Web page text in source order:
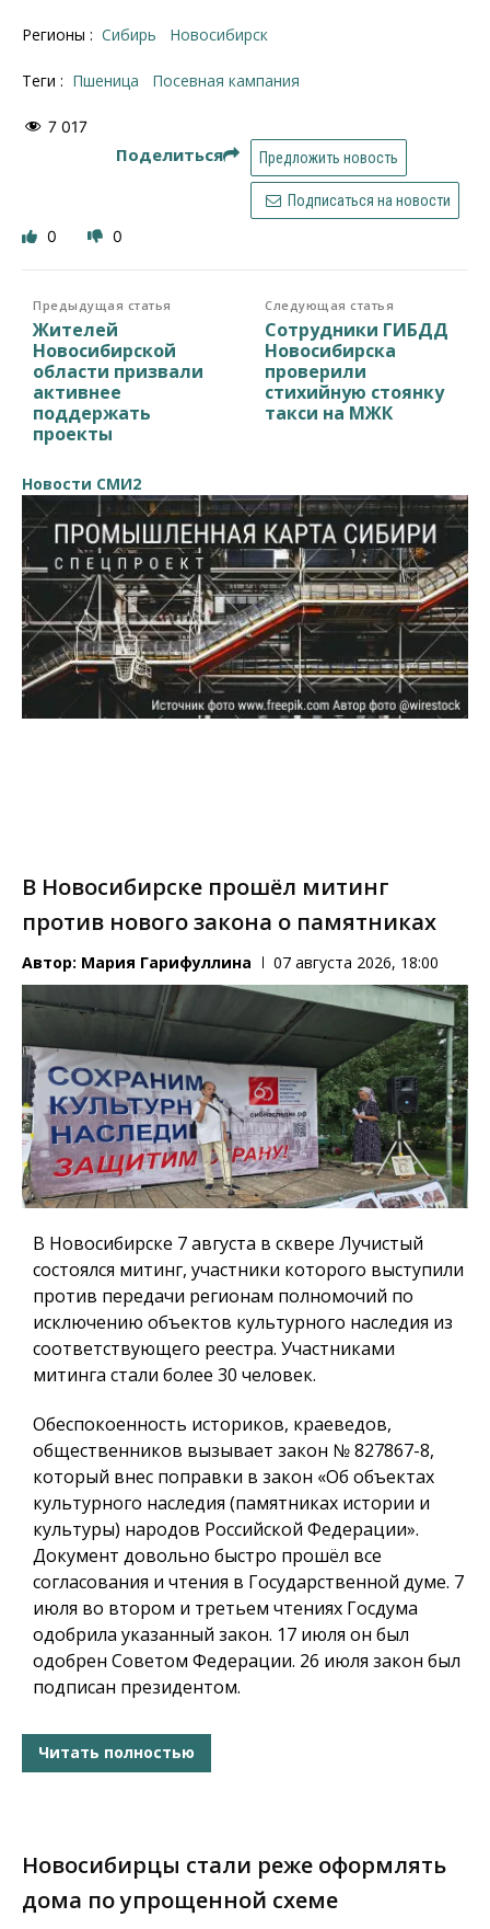
Регионы : Сибирь Новосибирск
Теги : пшеница посевная кампания
7 017
Поделиться Предложить новость
Подписаться на новости
0 0
Предыдущая статья
Жителей
Новосибирской
области призвали
активнее
поддержать
проекты
Следующая статья
Сотрудники ГИБДД
Новосибирска
проверили
стихийную стоянку
такси на МЖК
Новости СМИ2
В Новосибирске прошёл митинг
против нового закона о памятниках
Автор: Мария Гарифуллина 07 августа 2026, 18:00
В Новосибирске 7 августа в сквере Лучистый
состоялся митинг, участники которого выступили
против передачи регионам полномочий по
исключению объектов культурного наследия из
соответствующего реестра. Участниками
митинга стали более 30 человек.
Обеспокоенность историков, краеведов,
общественников вызывает закон № 827867-8,
который внес поправки в закон «Об объектах
культурного наследия (памятниках истории и
культуры) народов Российской Федерации».
Документ довольно быстро прошёл все
согласования и чтения в Государственной думе. 7
июля во втором и третьем чтениях Госдума
одобрила указанный закон. 17 июля он был
одобрен Советом Федерации. 26 июля закон был
подписан президентом.
Читать полностью
Новосибирцы стали реже оформлять
дома по упрощенной схеме